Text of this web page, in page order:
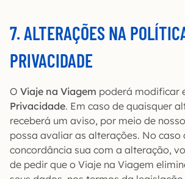
7. ALTERAÇÕES NA
PRIVACIDADE
O Viaje na Viagem poderá modificar
Privacidade. Em caso de quaisquer
receberá um aviso, por meio de
possa avaliar as alterações. No caso
concordância sua com a alteração,
de pedir que o Viaje na Viagem